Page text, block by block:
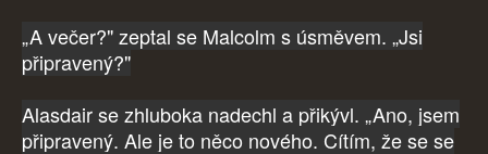
„A večer?" zeptal se Malcolm s úsměvem. „Jsi
připravený?"
Alasdair se zhluboka nadechl a přikývl. „Ano, jsem
připravený. Ale je to něco nového. Cítím, že se se